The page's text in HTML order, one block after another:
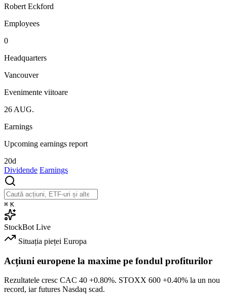
Robert Eckford
Employees
0
Headquarters
Vancouver
Evenimente viitoare
26 AUG.
Earnings
Upcoming earnings report
20d
Dividende Earnings
⌘ K
StockBot Live
Situația pieței Europa
Acțiuni europene la maxime pe fondul profiturilor
Rezultatele cresc CAC 40 +0.80%. STOXX 600 +0.40% la un nou
record, iar futures Nasdaq scad.